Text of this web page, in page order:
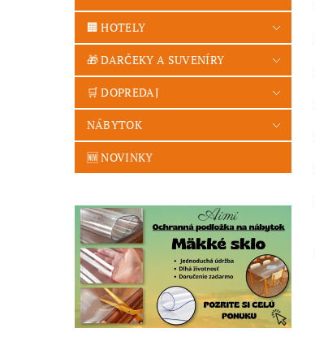
🏢 HOTELY
🎁 DARČEKY A SUVENÍRY
🛒 DOPREDAJ
NÁBYTOK
🆕 NOVINKY